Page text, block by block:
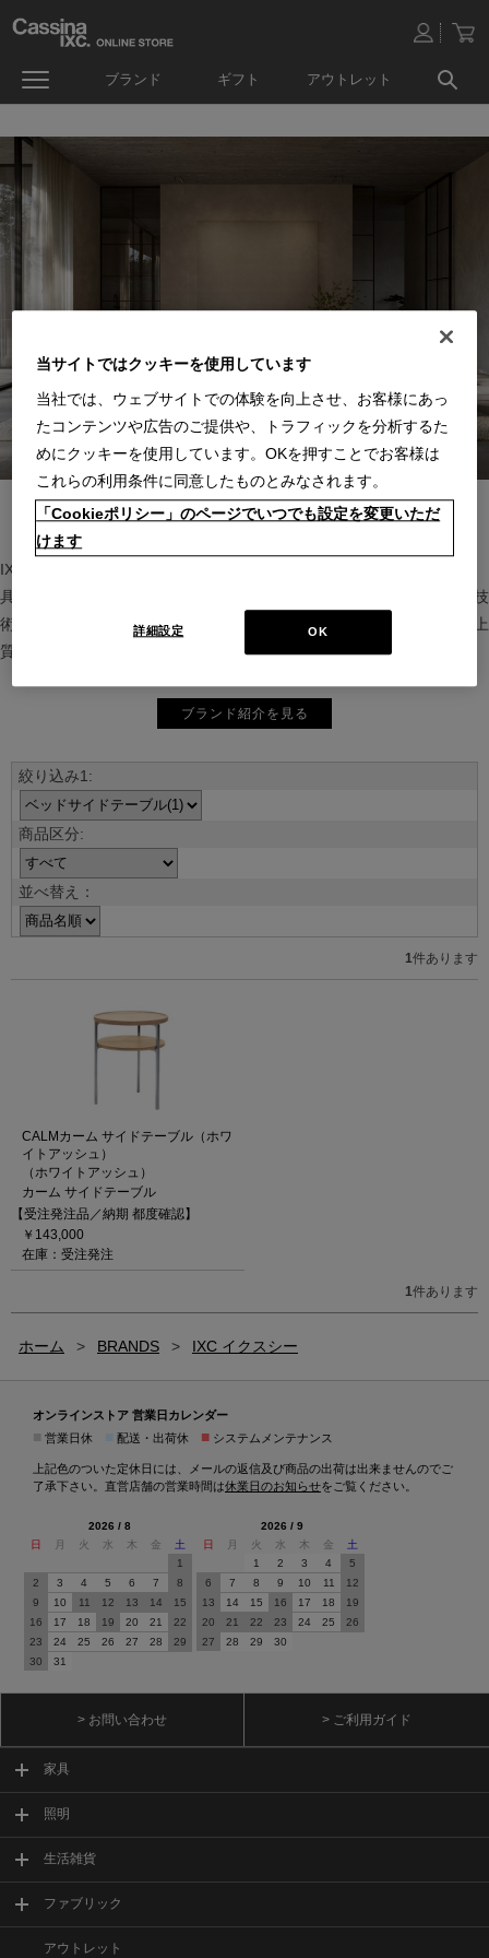
ブランド ギフト アウトレット
IXC（イクスシー）は、”Emotional Minimalism”を掲げるグローバル家
具ブランド。ヨーロッパの家具文化と日本の美意識を融合し、素材や技
術を活かした持続可能で洗練されたインテリアを提案。長く愛される上
質な暮らしを届けます。
ブランド紹介を見る
並べ替え：
1件あります
CALMカーム サイドテーブル（ホワ
イトアッシュ）
（ホワイトアッシュ）
カーム サイドテーブル
【受注発注品／納期 都度確認】
￥143,000
在庫：受注発注
1件あります
ホーム > BRANDS > IXC イクスシー
オンラインストア 営業日カレンダー
営業日休 配送・出荷休 ■ システムメンテナンス
上記色のついた定休日には、メールの返信及び商品の出荷は出来ませんのでご
了承下さい。直営店舗の営業時間は休業日のお知らせをご覧ください。
2026 / 8
日
月 火 水 木 金
土
1
2
3 4 5 6 7
8
9
10 11 12 13 14
15
16
17 18 19 20 21
22
23
24 25 26 27 28
29
30
31
2026 / 9
日
月 火 水 木 金
土
1
2 3 4
5
6
7 8 9 10 11
12
13
14 15 16 17 18
19
20
21 22 23 24 25
26
27
28 29 30
> お問い合わせ > ご利用ガイド
家具
照明
生活雑貨
ファブリック
アウトレット
当サイトではクッキーを使用しています
当社では、ウェブサイトでの体験を向上させ、お客様にあっ
たコンテンツや広告のご提供や、トラフィックを分析するた
めにクッキーを使用しています。OKを押すことでお客様は
これらの利用条件に同意したものとみなされます。
「Cookieポリシー」のページでいつでも設定を変更いただ
けます
OK
詳細設定